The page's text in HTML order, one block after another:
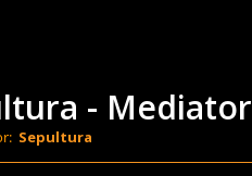
- Mediator
Sepultura